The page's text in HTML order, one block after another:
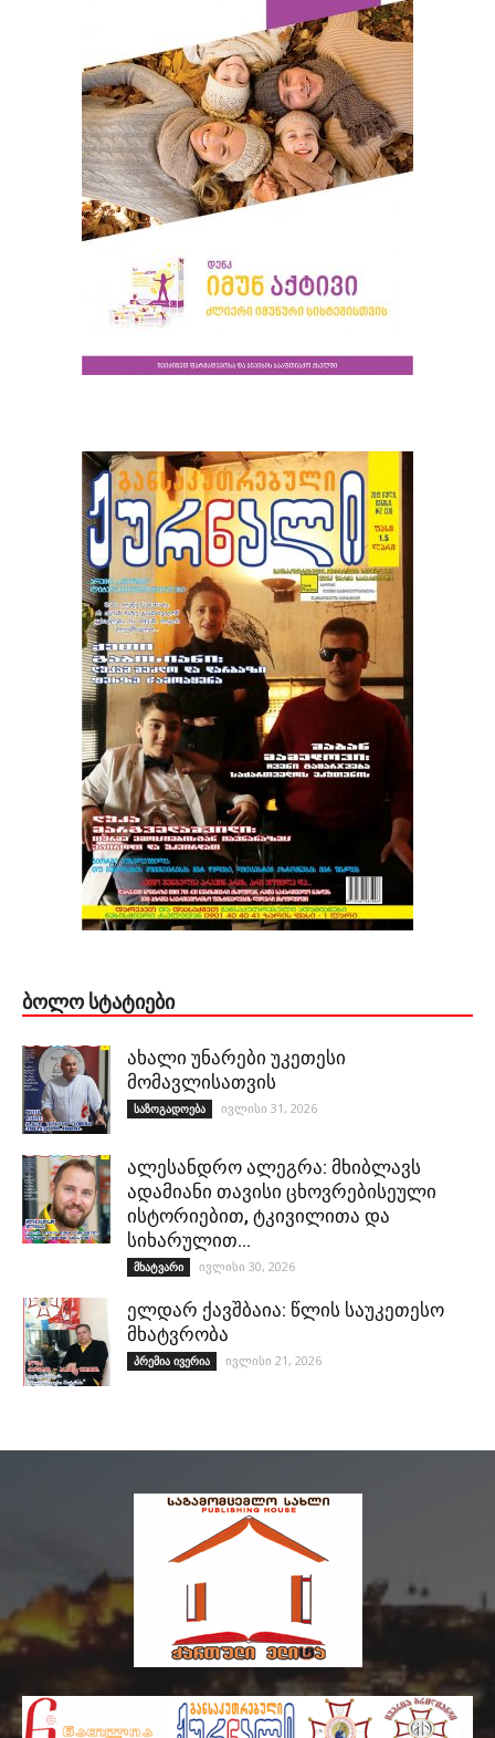
ᲑᲝᲚᲝ ᲡᲢᲐᲢᲘᲔᲑᲘ
ახალი უნარები უკეთესი
მომავლისათვის
საზოგადოება ივლისი 31, 2026
ალესანდრო ალეგრა: მხიბლავს
ადამიანი თავისი ცხოვრებისეული
ისტორიებით, ტკივილითა და
სიხარულით…
მხატვარი ივლისი 30, 2026
ელდარ ქავშბაია: წლის საუკეთესო
მხატვრობა
პრემია ივერია ივლისი 21, 2026